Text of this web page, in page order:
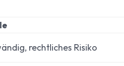
rechtliches Risiko